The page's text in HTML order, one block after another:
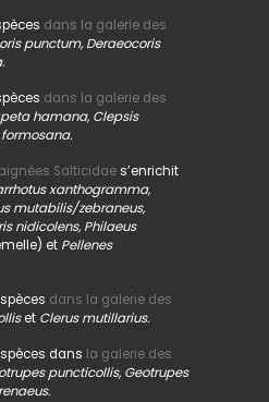
dans la galerie des
punctum, Deraeocoris
dans la galerie des
hamana, Clepsis
Salticidaes’enrichit
xanthogramma,
mutabilis/zebraneus,
nidicolens, Philaeus
et Pellenes
dans la galerie des
et Clerus mutillarius.
dans la galerie des
puncticollis, Geotrupes